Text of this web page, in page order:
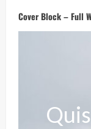
Cover Block – Full